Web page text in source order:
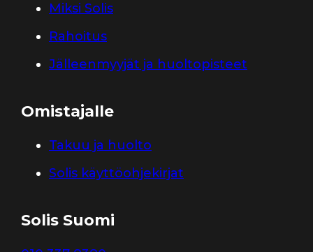
Miksi Solis
Rahoitus
Jälleenmyyjät ja huoltopisteet
Omistajalle
Takuu ja huolto
Solis käyttöohjekirjat
Solis Suomi